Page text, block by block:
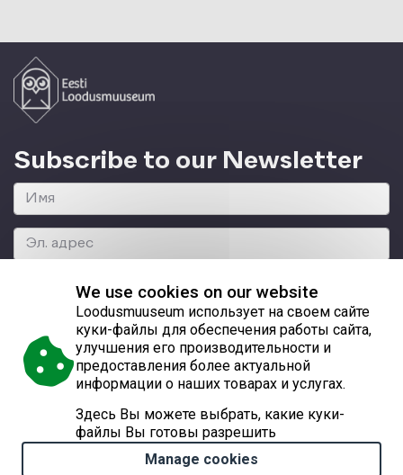
Subscribe to our Newsletter
© 2026 Eesti Loodusmuuseum
Lai 29a, Tallinn 10133, reg. nr 70003129
(+372) 56247554
We use cookies on our website
Loodusmuuseum использует на своем сайте
куки-файлы для обеспечения работы сайта,
улучшения его производительности и
предоставления более актуальной
информации о наших товарах и услугах.
Здесь Вы можете выбрать, какие куки-
файлы Вы готовы разрешить
Manage cookies